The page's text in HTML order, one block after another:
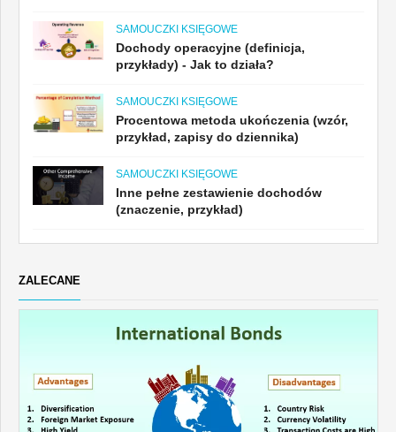
SAMOUCZKI KSIĘGOWE
Dochody operacyjne (definicja,
przykłady) - Jak to działa?
SAMOUCZKI KSIĘGOWE
Procentowa metoda ukończenia (wzór,
przykład, zapisy do dziennika)
SAMOUCZKI KSIĘGOWE
Inne pełne zestawienie dochodów
(znaczenie, przykład)
ZALECANE